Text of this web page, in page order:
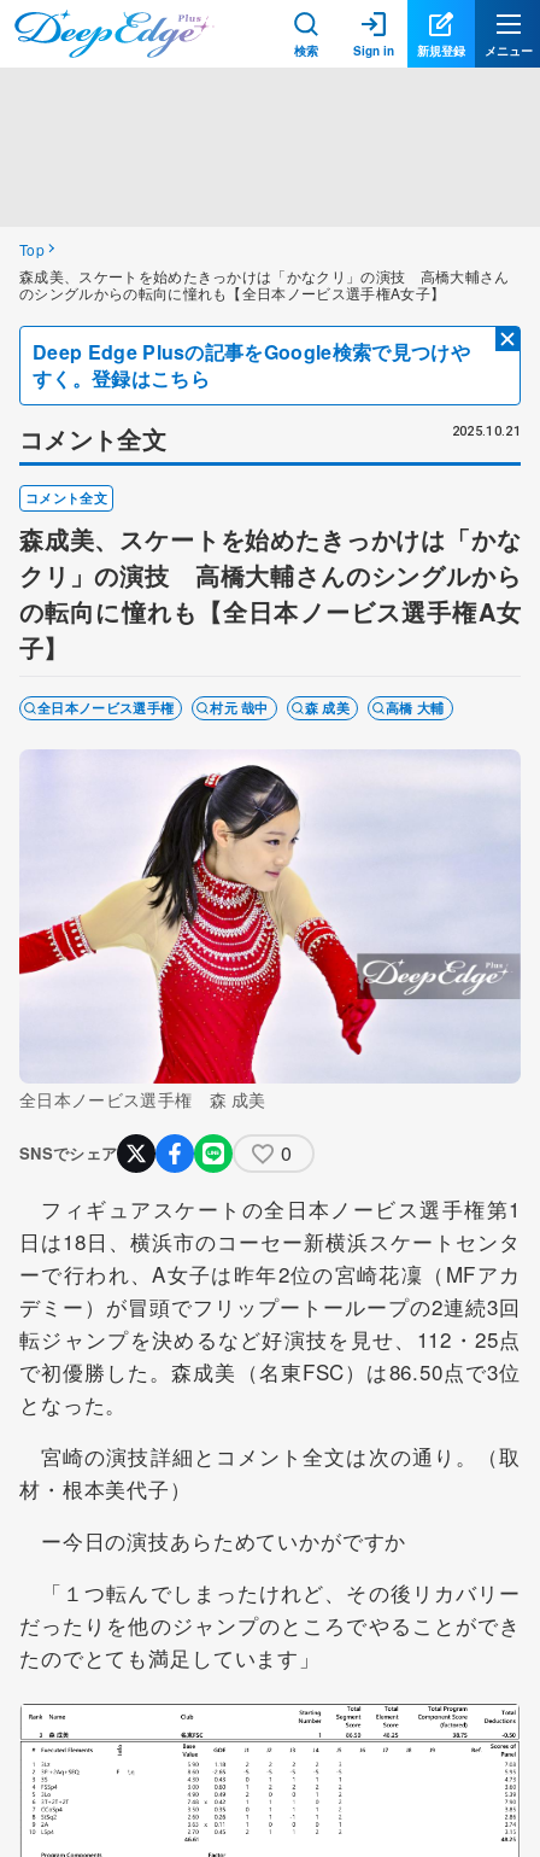
検索 Sign in 新規登録 メニュー
Top
森成美、スケートを始めたきっかけは「かなクリ」の演技 高橋大輔さん
のシングルからの転向に憧れも【全日本ノービス選手権A女子】
Deep Edge Plusの記事をGoogle検索で見つけや
すく。登録はこちら
コメント全文 2025.10.21
コメント全文
森成美、スケートを始めたきっかけは「かな
クリ」の演技 高橋大輔さんのシングルから
の転向に憧れも【全日本ノービス選手権A女
子】
全日本ノービス選手権 村元 哉中 森 成美 高橋 大輔
全日本ノービス選手権 森 成美
SNSでシェア 0
フィギュアスケートの全日本ノービス選手権第1
日は18日、横浜市のコーセー新横浜スケートセンタ
ーで行われ、A女子は昨年2位の宮崎花凜（MFアカ
デミー）が冒頭でフリップートーループの2連続3回
転ジャンプを決めるなど好演技を見せ、112・25点
で初優勝した。森成美（名東FSC）は86.50点で3位
となった。
宮崎の演技詳細とコメント全文は次の通り。（取
材・根本美代子）
ー今日の演技あらためていかがですか
「１つ転んでしまったけれど、その後リカバリー
だったりを他のジャンプのところでやることができ
たのでとても満足しています」